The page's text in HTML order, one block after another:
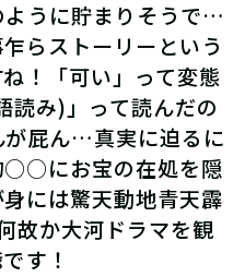
、発見報告を
トを通じて調査
を見つけたら、
ゲットだ！
うに貯まりそうで…
らストーリーという
！「可い」って変態
み)」って読んだの
屁ん…真実に迫るに
○○にお宝の在処を隠
には驚天動地青天霹
故か大河ドラマを観
す！